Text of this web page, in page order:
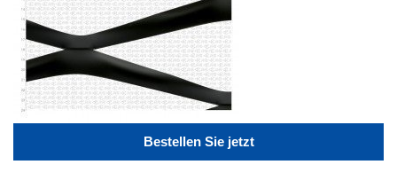
Bestellen Sie jetzt